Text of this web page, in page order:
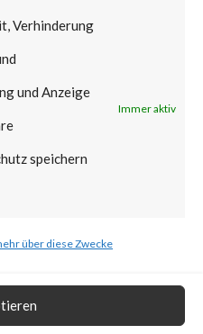
Verhinderung
und Anzeige
speichern
Immer aktiv
über diese Zwecke
was
TP-Link
CISA
to their
Vulnerabilities
1st, 2023.
solution?